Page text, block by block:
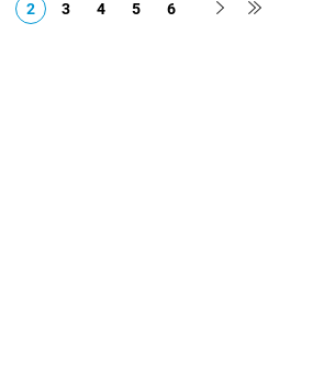
2 3 4 5 6